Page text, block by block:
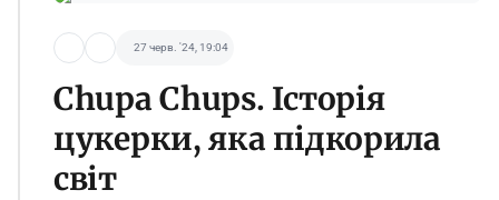
27 черв. '24, 19:04
Chupa Chups. Історія
цукерки, яка підкорила
світ